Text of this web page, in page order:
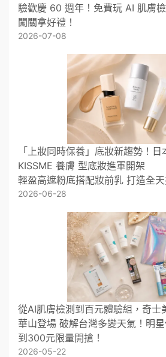
驗歡慶 60 週年！免費玩 AI 肌膚
闖關拿好禮！
2026-07-08
「上妝同時保養」底妝新趨勢！日
KISSME 養膚 型底妝進軍開架
輕盈高遮粉底搭配妝前乳 打造全
2026-06-28
從AI肌膚檢測到百元體驗組，奇
華山登場 破解台灣多變天氣！明
到300元限量開搶！
2026-05-22